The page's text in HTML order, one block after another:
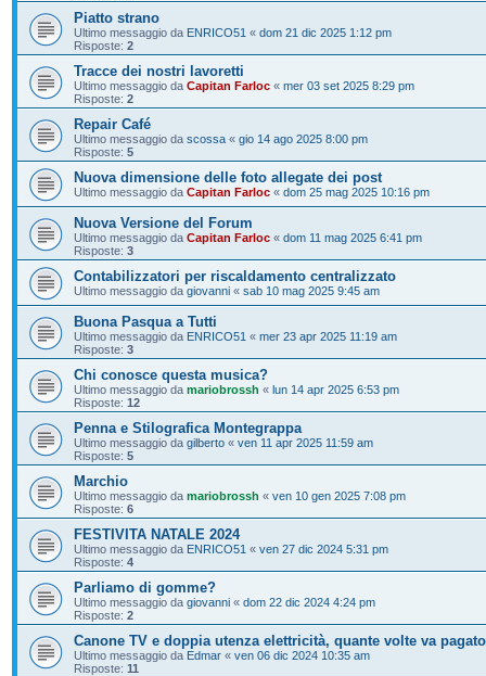
Piatto strano
Ultimo messaggio da ENRICO51 « dom 21 dic 2025 1:12 pm
Risposte: 2
Tracce dei nostri lavoretti
Ultimo messaggio da Capitan Farloc « mer 03 set 2025 8:29 pm
Risposte: 2
Repair Café
Ultimo messaggio da scossa « gio 14 ago 2025 8:00 pm
Risposte: 5
Nuova dimensione delle foto allegate dei post
Ultimo messaggio da Capitan Farloc « dom 25 mag 2025 10:16 pm
Nuova Versione del Forum
Ultimo messaggio da Capitan Farloc « dom 11 mag 2025 6:41 pm
Risposte: 3
Contabilizzatori per riscaldamento centralizzato
Ultimo messaggio da giovanni « sab 10 mag 2025 9:45 am
Buona Pasqua a Tutti
Ultimo messaggio da ENRICO51 « mer 23 apr 2025 11:19 am
Risposte: 3
Chi conosce questa musica?
Ultimo messaggio da mariobrossh « lun 14 apr 2025 6:53 pm
Risposte: 12
Penna e Stilografica Montegrappa
Ultimo messaggio da gilberto « ven 11 apr 2025 11:59 am
Risposte: 5
Marchio
Ultimo messaggio da mariobrossh « ven 10 gen 2025 7:08 pm
Risposte: 6
FESTIVITA NATALE 2024
Ultimo messaggio da ENRICO51 « ven 27 dic 2024 5:31 pm
Risposte: 4
Parliamo di gomme?
Ultimo messaggio da giovanni « dom 22 dic 2024 4:24 pm
Risposte: 2
Canone TV e doppia utenza elettricità, quante volte va
Ultimo messaggio da Edmar « ven 06 dic 2024 10:35 am
Risposte: 11